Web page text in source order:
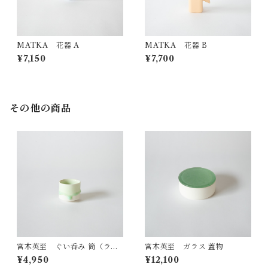
MATKA 花器 A
¥7,150
MATKA 花器 B
¥7,700
その他の商品
宮木英至 ぐい呑み 筒（ライ
ムグリーン）
¥4,950
宮木英至 ガラス 蓋物
¥12,100